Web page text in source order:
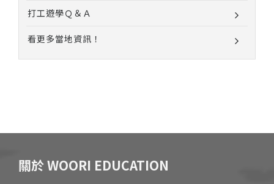
打工遊學Ｑ＆Ａ
看更多當地資訊！
關於 WOORI EDUCATION